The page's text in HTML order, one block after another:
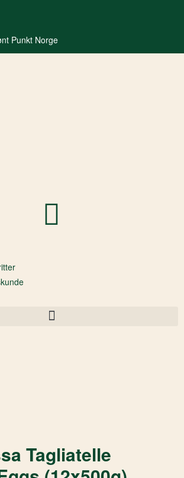
Punkt Norge
Tagliatelle